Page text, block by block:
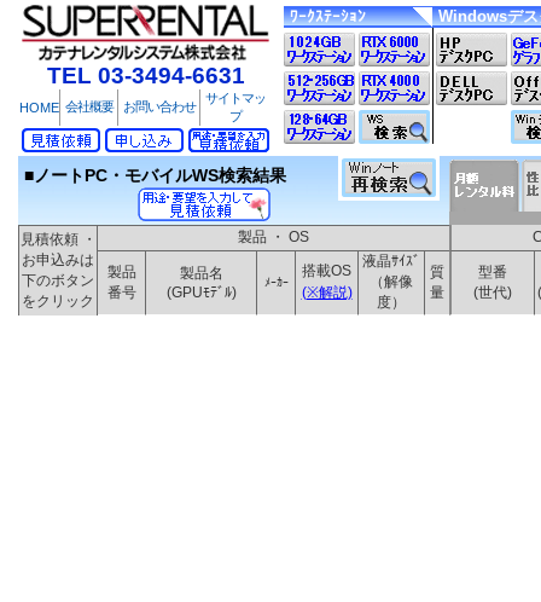
TEL 03-3494-6631
HOME 会社概要 お問い合わせ
サイトマッ
プ
ﾜｰｸｽﾃｰｼｮﾝ Windowsデス
■ノートPC・モバイルWS検索結果
見積依頼 ・
お申込みは
下のボタン
をクリック
製品 ・ OS
製品
番号
製品名
(GPUﾓﾃﾞﾙ)
ﾒｰｶｰ
搭載OS
(※解説)
液晶ｻｲｽﾞ
（解像
度）
質
量
型番
(世代)